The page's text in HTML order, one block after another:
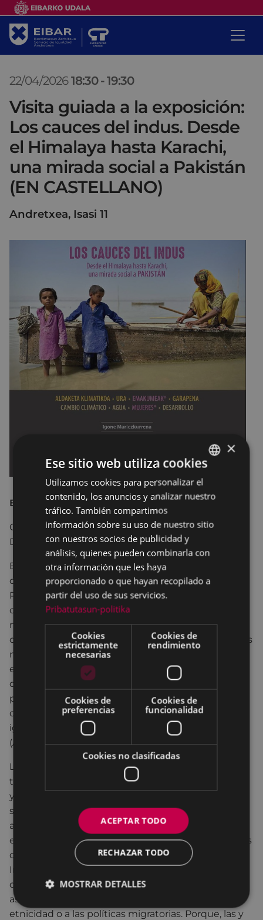
22/04/2026 18:30 -19:30
Visita guiada a la exposición:
Los cauces del indus. Desde
el Himalaya hasta Karachi,
una mirada social a Pakistán
(EN CASTELLANO)
Andretxea, Isasi 11
EXPOSICIÓN
CAMBIO CLIMÁTICO - AGUA - MUJERES* -
DESARROLLO
El río Indus nace en la cordillera del Himalaya y
desemboca en el Mar de Arabia; su lecho atraviesa
Pakistán de norte a sur. Tomando el cauce el Indus
como hilo conductor, esta exposición pone de
manifiesto la dimensión social que adquieren el
calentamiento global y sus consiguientes desastres
naturales en el país asiático, y los procesos de
empobrecimiento, violencia y pérdida de derechos
que conlleva. Porque Pakistán es un ejemplo
paradigmático para entender cuánto y cómo el
cambio climático obstaculiza el avance pleno e
igualitario de los países en vías de desarrollo
(Agenda 2030).
La exposición se compone de información,
testimonios e imágenes recogidas sobre el terreno
y en diferentes puntos a lo largo del cauce. Son
siete historias o realidades en total: una
aproximación a los daños directos e indirectos que
el cambio climático provoca en los proyectos vitales
de las personas que viven en la cuenca del río
Indus. Una propuesta para reflexionar sobre las
diferentes manifestaciones de las violencias
asociadas a las variables de género, religión y
etnicidad o a las políticas migratorias. Porque, las y
BASQUE
SPANISH
×
Ese sitio web utiliza cookies
Utilizamos cookies para personalizar el
contenido, los anuncios y analizar nuestro
tráfico. También compartimos
información sobre su uso de nuestro sitio
con nuestros socios de publicidad y
análisis, quienes pueden combinarla con
otra información que les haya
proporcionado o que hayan recopilado a
partir del uso de sus servicios.
Pribatutasun-politika
Cookies
estrictamente
necesarias
Cookies de
rendimiento
Cookies de
preferencias
Cookies de
funcionalidad
Cookies no clasificadas
ACEPTAR TODO
RECHAZAR TODO
MOSTRAR DETALLES